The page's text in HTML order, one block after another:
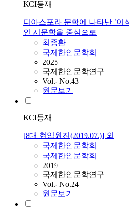
KCI등재
디아스포라 문학에 나타난 ‘
인 시문학을 중심으로
최종환
국제한인문학회
2025
국제한인문학연구
Vol.- No.43
원문보기
KCI등재
[8대 현임원진(2019.07.)] 외
국제한인문학회
국제한인문학회
2019
국제한인문학연구
Vol.- No.24
원문보기